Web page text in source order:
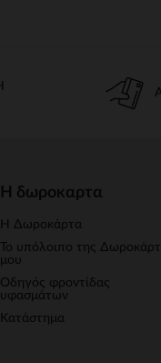
Η δωροκαρτα
Η Δωροκάρτα
Το υπόλοιπο της
μου
Οδηγός φροντίδας
υφασμάτων
Κατάστημα